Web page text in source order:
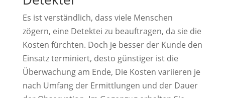
Es ist verständlich, dass viele Menschen
zögern, eine Detektei zu beauftragen, da sie die
Kosten fürchten. Doch je besser der Kunde den
Einsatz terminiert, desto günstiger ist die
Überwachung am Ende, Die Kosten variieren je
nach Umfang der Ermittlungen und der Dauer